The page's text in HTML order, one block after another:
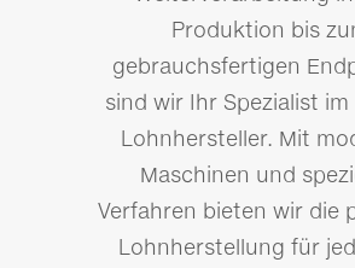
Produktion bis
gebrauchsfertigen
sind wir Ihr Spezialist im
Lohnhersteller. Mit
Maschinen und
Verfahren bieten wir die
Lohnherstellung für